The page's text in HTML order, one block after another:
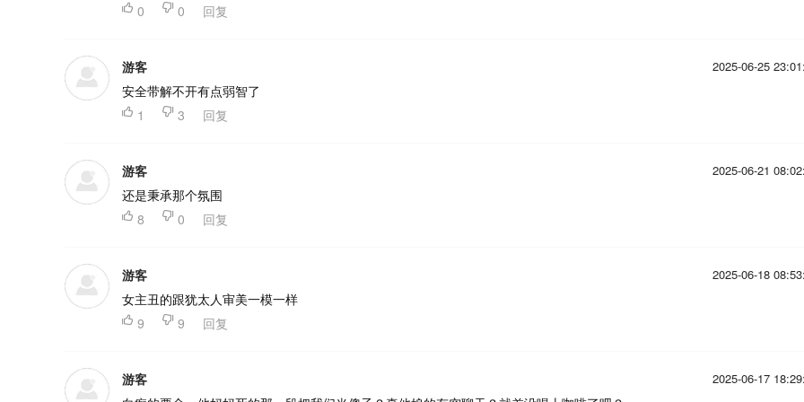
 0  0 回复
游客 2025-06-25
安全带解不开有点弱智了
 1  3 回复
游客 2025-06-21
还是秉承那个氛围
 8  0 回复
游客 2025-06-18
女主丑的跟犹太人审美一模一样
 9  9 回复
游客 2025-06-17